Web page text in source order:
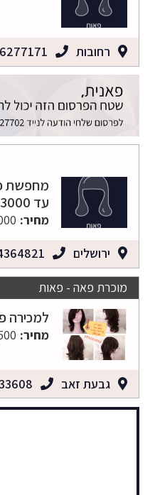
רחובות
מחפשת
עד 3000 ש”ח
מחיר: ₪
ירושלים
מוכרת פאה - פאות
למכירה
מחיר: ₪
גבעת זאב